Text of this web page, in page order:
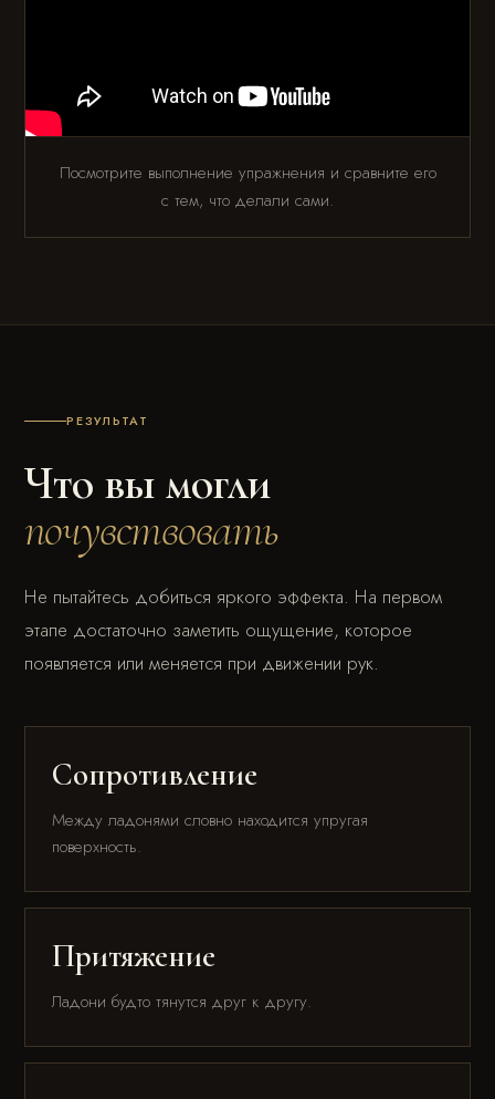
Посмотрите выполнение упражнения и сравните его
с тем, что делали сами.
РЕЗУЛЬТАТ
Что вы могли
почувствовать
Не пытайтесь добиться яркого эффекта. На первом
этапе достаточно заметить ощущение, которое
появляется или меняется при движении рук.
Сопротивление
Между ладонями словно находится упругая
поверхность.
Притяжение
Ладони будто тянутся друг к другу.